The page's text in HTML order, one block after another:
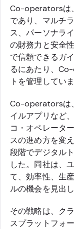
Co-operatorsは
であり、マルチ
ス、パーソナラ
の財務力と安全
で信頼できるガ
るにあたり、
トを管理していま
Co-operatorsは
イルアプリなど
コ・オペレータ
スの進め方を変
段階でデジタル
した。同社は、
て、効率性、生
ルの機会を見出し
その戦略は、ク
スプラットフォ